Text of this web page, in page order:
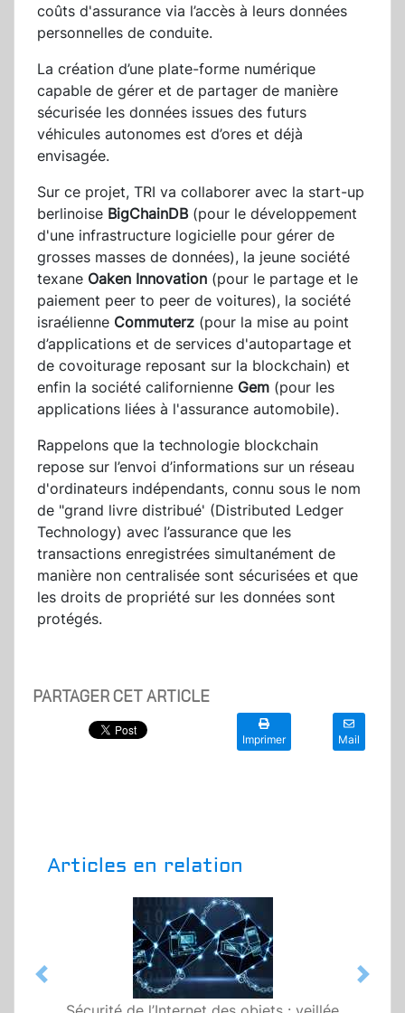
coûts d'assurance via l’accès à leurs données
personnelles de conduite.
La création d’une plate-forme numérique
capable de gérer et de partager de manière
sécurisée les données issues des futurs
véhicules autonomes est d’ores et déjà
envisagée.
Sur ce projet, TRI va collaborer avec la start-up
berlinoise BigChainDB(pour le développement
d'une infrastructure logicielle pour gérer de
grosses masses de données), la jeune société
texane Oaken Innovation (pour le partage et le
paiement peer to peer de voitures), la société
israélienne Commuterz (pour la mise au point
d’applications et de services d'autopartage et
de covoiturage reposant sur la blockchain) et
enfin la société californienne Gem (pour les
applications liées à l'assurance automobile).
Rappelons que la technologie blockchain
repose sur l’envoi d’informations sur un réseau
d'ordinateurs indépendants, connu sous le nom
de "grand livre distribué' (Distributed Ledger
Technology) avec l’assurance que les
transactions enregistrées simultanément de
manière non centralisée sont sécurisées et que
les droits de propriété sur les données sont
protégés.
PARTAGER CET ARTICLE
Imprimer Mail
Articles en relation
Previous Next